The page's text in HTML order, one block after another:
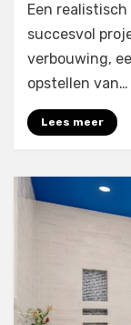
Een
succesvol
verbouwing,
opstellen van…
Lees meer